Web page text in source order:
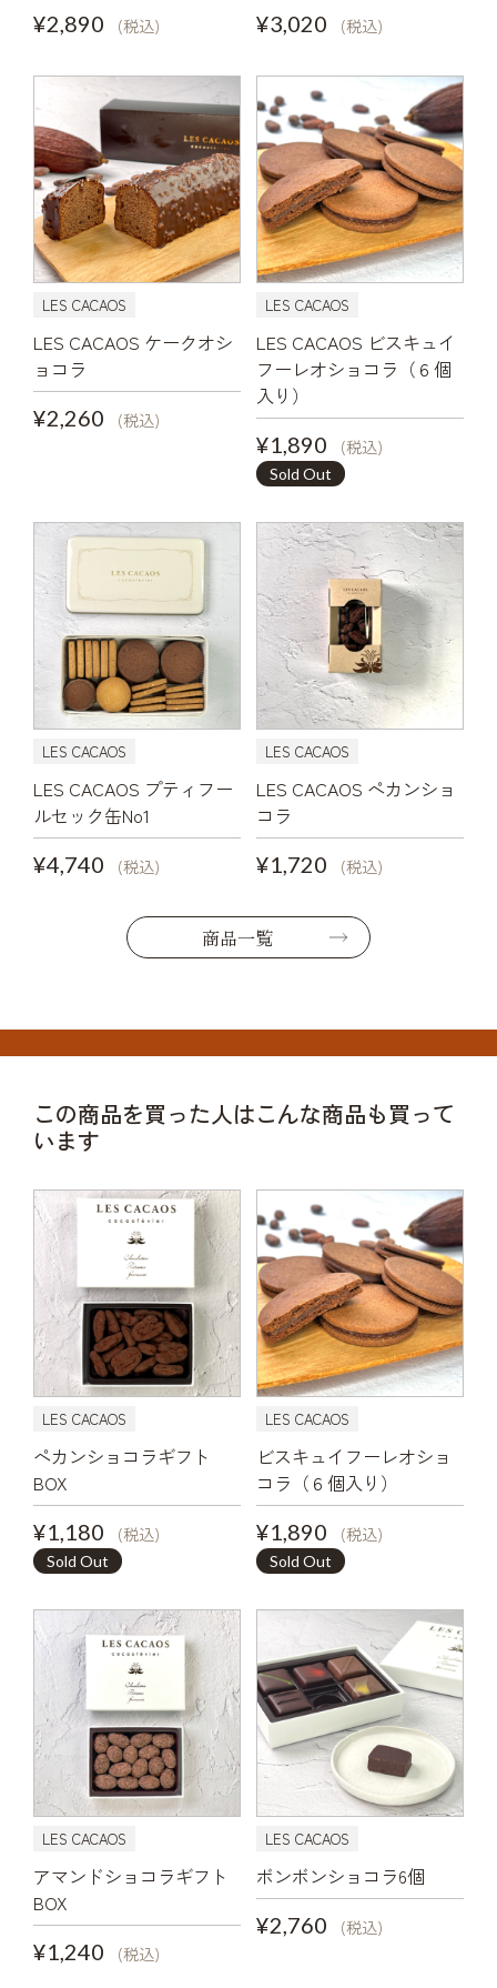
¥2,890
(税込)
¥3,020
(税込)
LES CACAOS
LES CACAOS ケークオシ
ョコラ
¥2,260
(税込)
LES CACAOS
LES CACAOS ビスキュイ
フーレオショコラ（６個
入り）
¥1,890
(税込)
Sold Out
LES CACAOS
LES CACAOS プティフー
ルセック缶No1
¥4,740
(税込)
LES CACAOS
LES CACAOS ペカンショ
コラ
¥1,720
(税込)
商品一覧
この商品を買った人はこんな商品も買って
います
LES CACAOS
ペカンショコラギフト
BOX
¥1,180
(税込)
Sold Out
LES CACAOS
ビスキュイフーレオショ
コラ（６個入り）
¥1,890
(税込)
Sold Out
LES CACAOS
アマンドショコラギフト
BOX
¥1,240
(税込)
LES CACAOS
ボンボンショコラ6個
¥2,760
(税込)